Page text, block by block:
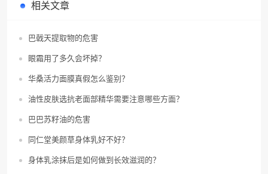
相关文章
巴戟天提取物的危害
眼霜用了多久会坏掉？
华桑活力面膜真假怎么鉴别？
油性皮肤选抗老面部精华需要注意哪些方面？
巴巴苏籽油的危害
同仁堂美颜草身体乳好不好？
身体乳涂抹后是如何做到长效滋润的？